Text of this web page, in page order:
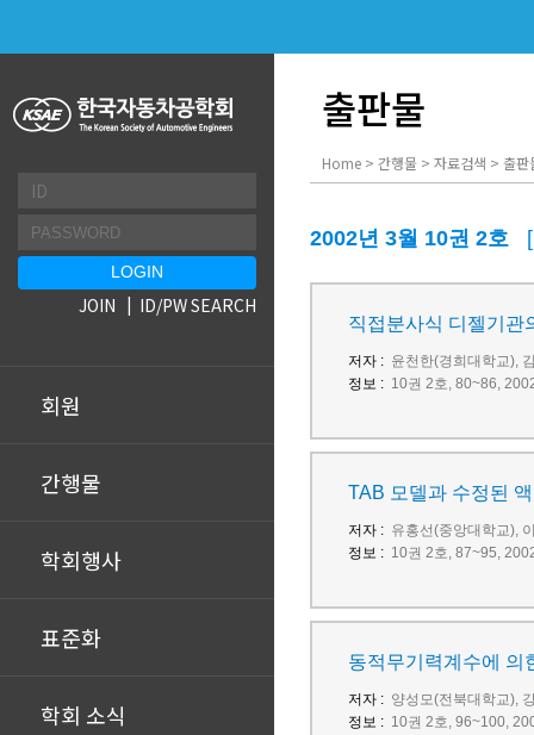
회원
간행물
학회행사
표준화
학회 소식
JOIN ID/PW SEARCH
출판물
Home > 간행물 > 자료검색 > 출판
2002년 3월 10권 2호
직접분사식 디젤기관
저자 : 윤천한(경희대학교),
정보 : 10권 2호, 80~86,
TAB 모델과 수정된
저자 : 유홍선(중앙대학교),
정보 : 10권 2호, 87~95,
동적무기력계수에 의
저자 : 양성모(전북대학교),
정보 : 10권 2호, 96~100,